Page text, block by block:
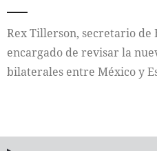
Cultura
Rex Tillerson, secretario de
encargado de revisar la
bilaterales entre México y